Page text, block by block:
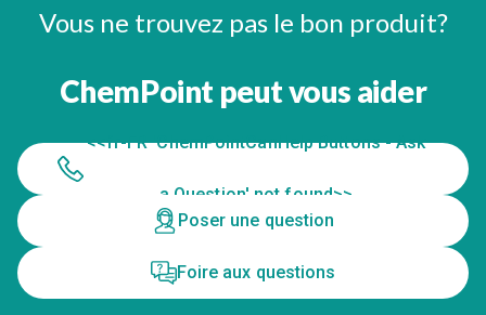
Vous ne trouvez pas le bon produit?
ChemPoint peut vous aider
<<fr-FR 'ChemPointCanHelp Buttons - Ask
a Question' not found>>
Poser une question
Foire aux questions